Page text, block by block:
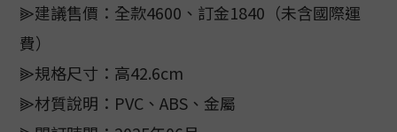
⫸建議售價：全款4600、訂金1840（未含國際運
費）
⫸規格尺寸：高42.6cm
⫸材質說明：PVC、ABS、金屬